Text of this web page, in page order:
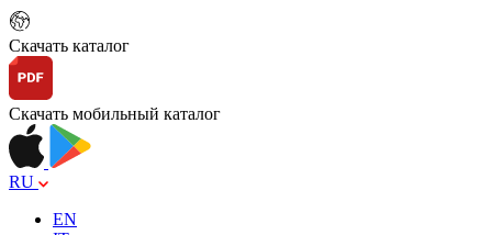
Скачать каталог
Скачать мобильный каталог
RU
EN